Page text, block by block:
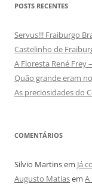
POSTS RECENTES
Servus!!! Fraiburgo
Castelinho de
A Floresta René Frey
Quão grande eram
As preciosidades do
COMENTÁRIOS
Silvio Martinsem Já
Augusto Matiasem A